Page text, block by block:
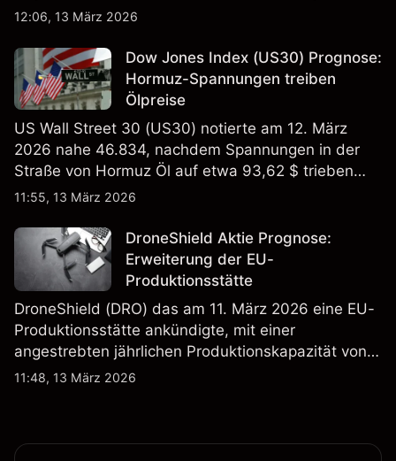
EBITDA von 9,6–10,1 Mrd. € hin. Die
verlässlicher Indikator für zukünftige Ergebnisse.
12:06, 13 März 2026
Dow Jones Index (US30) Prognose:
Hormuz-Spannungen treiben
Ölpreise
US Wall Street 30 (US30) notierte am 12. März
2026 nahe 46.834, nachdem Spannungen in der
Straße von Hormuz Öl auf etwa 93,62 $ trieben
und die US-Arbeitslosigkeit auf 4,4% stieg. Die
verlässlicher Indikator für zukünftige Ergebnisse.
11:55, 13 März 2026
DroneShield Aktie Prognose:
Erweiterung der EU-
Produktionsstätte
DroneShield (DRO) das am 11. März 2026 eine EU-
Produktionsstätte ankündigte, mit einer
angestrebten jährlichen Produktionskapazität von
etwa 2,4 Mrd. AUD bis Ende 2026. Die
11:48, 13 März 2026